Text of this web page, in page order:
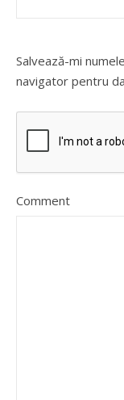
Salvează-mi
navigator pentru
Comment